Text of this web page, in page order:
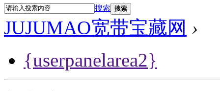
搜索 搜索
JUJUMAO宽带宝藏网 ›
{userpanelarea2}